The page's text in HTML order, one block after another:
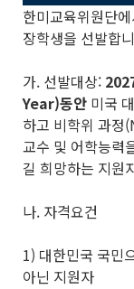
한미교육위원단
장학생을 선발합
가. 선발대상:
Year)동안 미국
하고 비학위 과정
교수 및 어학능력
길 희망하는 지원
나. 자격요건
1) 대한민국 국민
아닌 지원자